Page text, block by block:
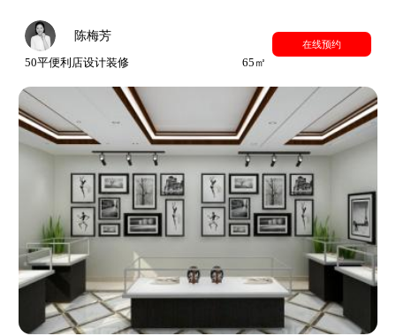
陈梅芳
50平便利店设计装修 65㎡
在线预约